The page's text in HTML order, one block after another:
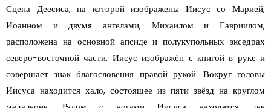
Сцена Деесиса, на которой изображены Иисус со Марией,
Иоанном и двумя ангелами, Михаилом и Гавриилом,
расположена на основной апсиде и полукупольных экседрах
северо-восточной части. Иисус изображён с книгой в руке и
совершает знак благословения правой рукой. Вокруг головы
Иисуса находится хало, состоящее из пяти звёзд на круглом